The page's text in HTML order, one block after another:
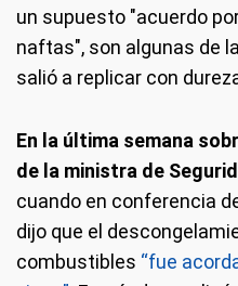
un supuesto "acuerdo
naftas", son algunas de
salió a replicar con
En la última semana
de la ministra de
cuando en conferencia
dijo que el
combustibles “fue